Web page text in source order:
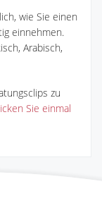
wie Sie einen
einnehmen.
Arabisch,
zu
Sie einmal